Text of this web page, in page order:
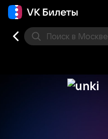
Поиск в Москве